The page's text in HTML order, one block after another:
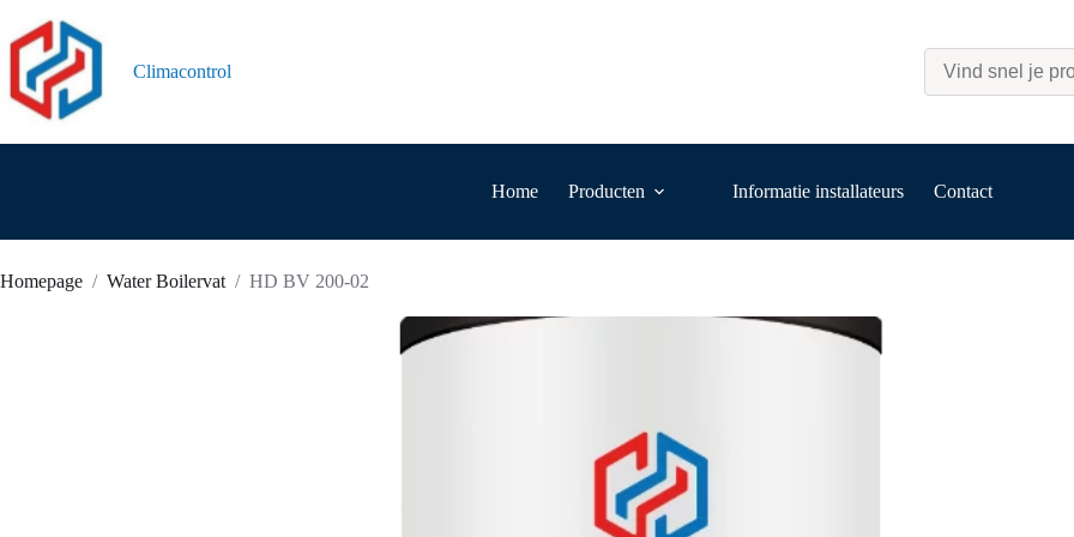
naar
inhoud
Climacontrol
Home Producten Informatie installateurs Contact
Homepage / Water Boilervat / HD BV 200-02